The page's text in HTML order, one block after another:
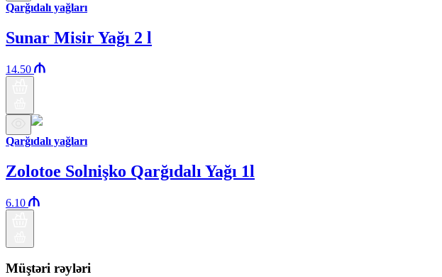
Qarğıdalı yağları
Sunar Misir Yağı 2 l
14.50
Qarğıdalı yağları
Zolotoe Solnişko Qarğıdalı Yağı 1l
6.10
Müştəri rəyləri